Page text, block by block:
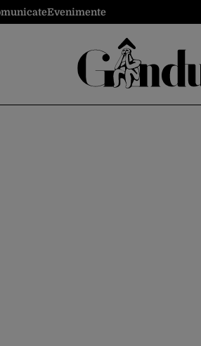
Evenimente